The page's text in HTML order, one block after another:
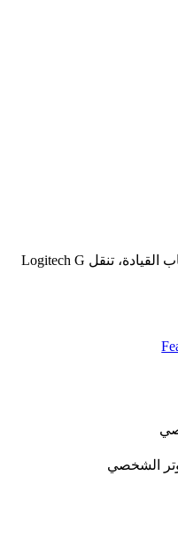
من خلال التصميم والهندسة وحب ألعاب القيادة، تنقل Logitech G